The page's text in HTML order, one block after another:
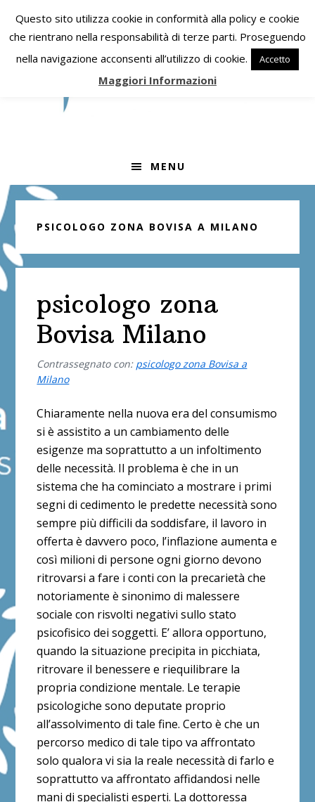
alla
navigazione
primaria
contenuto
principale
alla
barra
laterale
MENU
PSICOLOGO ZONA BOVISA A MILANO
psicologo zona
Bovisa Milano
Contrassegnato con: psicologo zona Bovisa a
Milano
Chiaramente nella nuova era del consumismo
si è assistito a un cambiamento delle
esigenze ma soprattutto a un infoltimento
delle necessità. Il problema è che in un
sistema che ha cominciato a mostrare i primi
segni di cedimento le predette necessità sono
sempre più difficili da soddisfare, il lavoro in
offerta è davvero poco, l’inflazione aumenta e
così milioni di persone ogni giorno devono
ritrovarsi a fare i conti con la precarietà che
notoriamente è sinonimo di malessere
sociale con risvolti negativi sullo stato
psicofisico dei soggetti. E’ allora opportuno,
quando la situazione precipita in picchiata,
ritrovare il benessere e riequilibrare la
propria condizione mentale. Le terapie
psicologiche sono deputate proprio
all’assolvimento di tale fine. Certo è che un
percorso medico di tale tipo va affrontato
solo qualora vi sia la reale necessità di farlo e
soprattutto va affrontato affidandosi nelle
mani di specialisti esperti. La dottoressa
Questo sito utilizza cookie in conformità alla policy e cookie
che rientrano nella responsabilità di terze parti. Proseguendo
nella navigazione acconsenti all’utilizzo di cookie.
Accetto
Maggiori Informazioni